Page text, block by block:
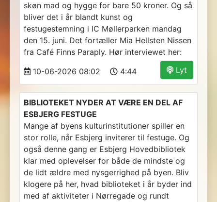
skøn mad og hygge for bare 50 kroner. Og så
bliver det i år blandt kunst og
festugestemning i IC Møllerparken mandag
den 15. juni. Det fortæller Mia Hellsten Nissen
fra Café Finns Paraply. Hør interviewet her:
Lyt
10-06-2026 08:02 4:44
BIBLIOTEKET NYDER AT VÆRE EN DEL AF
ESBJERG FESTUGE
Mange af byens kulturinstitutioner spiller en
stor rolle, når Esbjerg inviterer til festuge. Og
også denne gang er Esbjerg Hovedbibliotek
klar med oplevelser for både de mindste og
de lidt ældre med nysgerrighed på byen. Bliv
klogere på her, hvad biblioteket i år byder ind
med af aktiviteter i Nørregade og rundt